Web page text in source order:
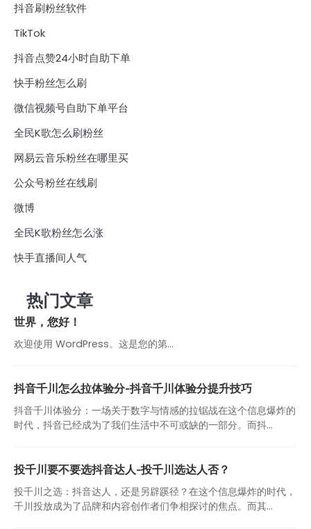
抖音刷粉丝软件
TikTok
抖音点赞24小时自助下单
快手粉丝怎么刷
微信视频号自助下单平台
全民K歌怎么刷粉丝
网易云音乐粉丝在哪里买
公众号粉丝在线刷
微博
全民K歌粉丝怎么涨
快手直播间人气
热门文章
世界，您好！
欢迎使用 WordPress。这是您的第…
抖音千川怎么拉体验分-抖音千川体验分提升技巧
抖音千川体验分：一场关于数字与情感的拉锯战在这个信息爆炸的
时代，抖音已经成为了我们生活中不可或缺的一部分。而抖...
投千川要不要选抖音达人-投千川选达人否？
投千川之选：抖音达人，还是另辟蹊径？在这个信息爆炸的时代，
千川投放成为了品牌和内容创作者们争相探讨的焦点。而其...